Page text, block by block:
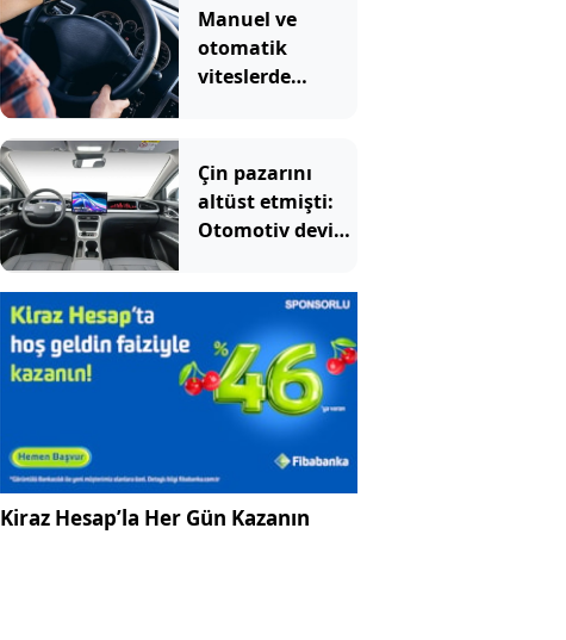
Manuel ve
otomatik
viteslerde
Çoğu sürücü
farkında değil
Çin pazarını
altüst etmişti:
Otomotiv devi
Kiraz Hesap’la Her Gün Kazanın